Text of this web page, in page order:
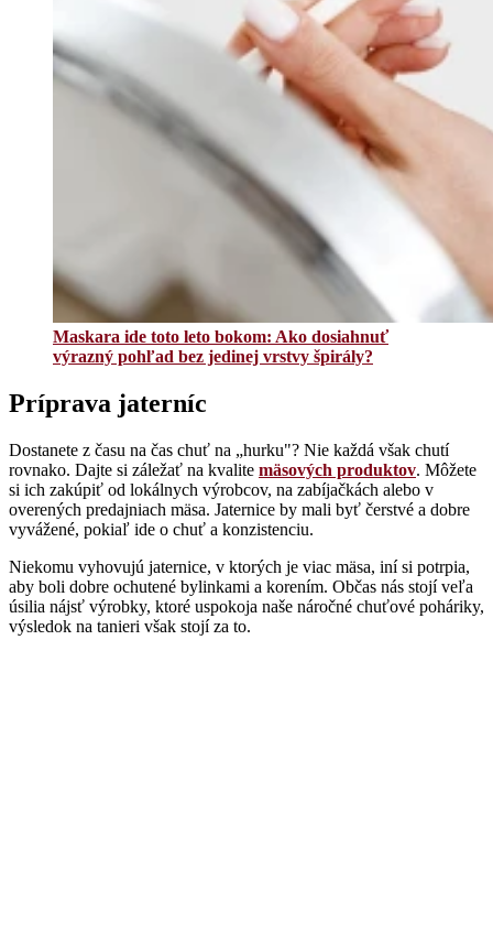
Maskara ide toto leto bokom: Ako dosiahnuť
výrazný pohľad bez jedinej vrstvy špirály?
Príprava jaterníc
Dostanete z času na čas chuť na „hurku"? Nie každá však chutí
rovnako. Dajte si záležať na kvalite mäsových produktov. Môžete
si ich zakúpiť od lokálnych výrobcov, na zabíjačkách alebo v
overených predajniach mäsa. Jaternice by mali byť čerstvé a dobre
vyvážené, pokiaľ ide o chuť a konzistenciu.
Niekomu vyhovujú jaternice, v ktorých je viac mäsa, iní si potrpia,
aby boli dobre ochutené bylinkami a korením. Občas nás stojí veľa
úsilia nájsť výrobky, ktoré uspokoja naše náročné chuťové poháriky,
výsledok na tanieri však stojí za to.